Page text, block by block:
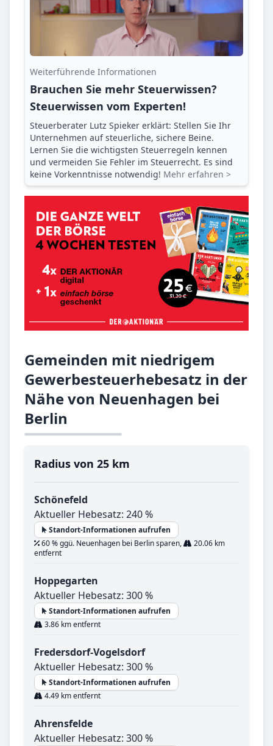
Weiterführende Informationen
Brauchen Sie mehr Steuerwissen?
Steuerwissen vom Experten!
Steuerberater Lutz Spieker erklärt: Stellen Sie Ihr
Unternehmen auf steuerliche, sichere Beine.
Lernen Sie die wichtigsten Steuerregeln kennen
und vermeiden Sie Fehler im Steuerrecht. Es sind
keine Vorkenntnisse notwendig! Mehr erfahren >
Gemeinden mit niedrigem
Gewerbesteuerhebesatz in der
Nähe von Neuenhagen bei
Berlin
Radius von 25 km
Schönefeld
Aktueller Hebesatz: 240 %
Standort-Informationen aufrufen
60 % ggü. Neuenhagen bei Berlin sparen,
20.06 km
entfernt
Hoppegarten
Aktueller Hebesatz: 300 %
Standort-Informationen aufrufen
3.86 km entfernt
Fredersdorf-Vogelsdorf
Aktueller Hebesatz: 300 %
Standort-Informationen aufrufen
4.49 km entfernt
Ahrensfelde
Aktueller Hebesatz: 300 %